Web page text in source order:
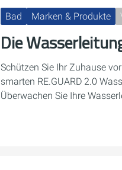
Bad Marken & Produkte
Die
Schützen Sie Ihr Zuhause
smarten RE.GUARD 2.0
Überwachen Sie Ihre